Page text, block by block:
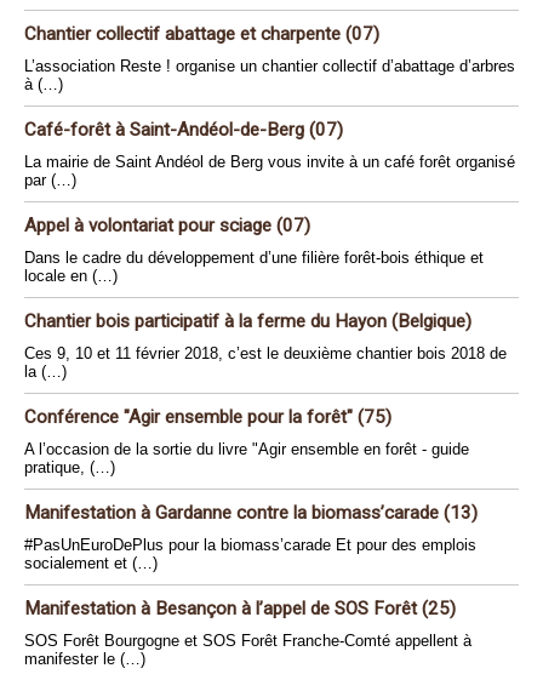
Chantier collectif abattage et charpente (07)
L’association Reste ! organise un chantier collectif d’abattage d’arbres
à (…)
Café-forêt à Saint-Andéol-de-Berg (07)
La mairie de Saint Andéol de Berg vous invite à un café forêt organisé
par (…)
Appel à volontariat pour sciage (07)
Dans le cadre du développement d’une filière forêt-bois éthique et
locale en (…)
Chantier bois participatif à la ferme du Hayon (Belgique)
Ces 9, 10 et 11 février 2018, c’est le deuxième chantier bois 2018 de
la (…)
Conférence "Agir ensemble pour la forêt" (75)
A l’occasion de la sortie du livre "Agir ensemble en forêt - guide
pratique, (…)
Manifestation à Gardanne contre la biomass’carade (13)
#PasUnEuroDePlus pour la biomass’carade Et pour des emplois
socialement et (…)
Manifestation à Besançon à l’appel de SOS Forêt (25)
SOS Forêt Bourgogne et SOS Forêt Franche-Comté appellent à
manifester le (…)